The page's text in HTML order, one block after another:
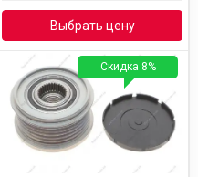
Выбрать цену
Скидка 8%